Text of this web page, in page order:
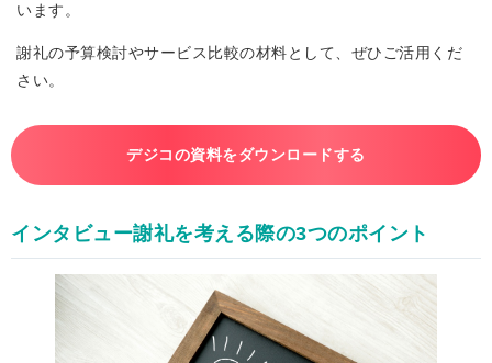
います。
謝礼の予算検討やサービス比較の材料として、ぜひご活用くだ
さい。
デジコの資料をダウンロードする
インタビュー謝礼を考える際の3つのポイント